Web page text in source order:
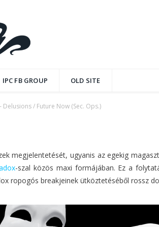
IPC FB GROUP OLD SITE
Delusions / Future Now (Sec. Ops.)
/ Future Now
megjelentetését, ugyanis az egekig
-szal közös maxi formájában. Ez a
ropogós breakjeinek ütköztetéséből rossz